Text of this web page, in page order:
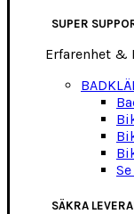
SUPER
Erfarenhet &
SÄKRA